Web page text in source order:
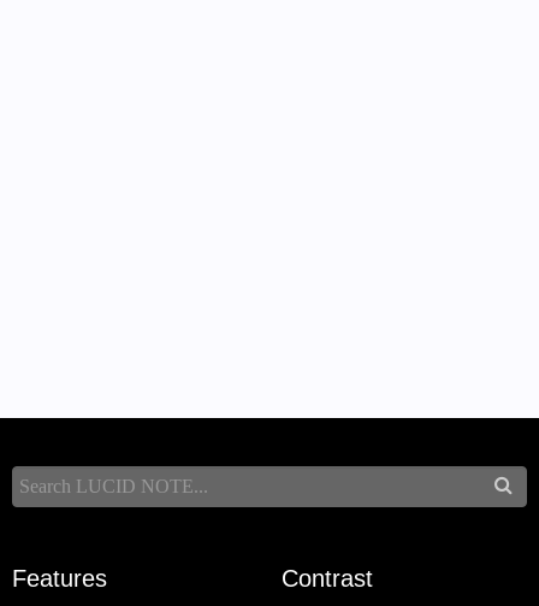
Features Contrast